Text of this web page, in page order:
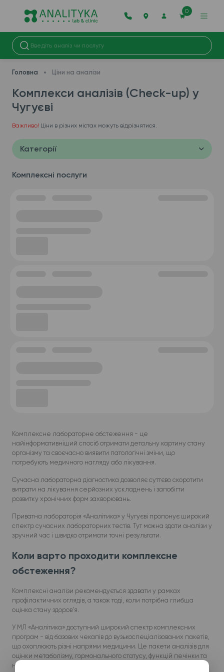
0
Головна Ціни на аналізи
Комплекси аналізів (Check-up) у
Чугуєві
Важливо! Ціни в різних містах можуть відрізнятися.
Категорії
Комплексні послуги
Комплексне лабораторне обстеження - це
найінформативніший спосіб отримати детальну картину стану
організму та своєчасно виявити патологічні зміни, що
потребують медичного нагляду або лікування.
Сучасна лабораторна діагностика дозволяє суттєво скоротити
витрати на лікування серйозних ускладнень і запобігти
розвитку хронічних форм захворювань.
Приватна лабораторія «Аналітика» у Чугуєві пропонує широкий
спектр сучасних лабораторних тестів. Тут можна здати аналізи у
зручний час і швидко отримати точні результати.
Коли варто проходити комплексне
обстеження?
Комплексні аналізи рекомендується здавати у рамках
профілактичних оглядів, а також тоді, коли потрібна глибша
оцінка стану здоров’я.
У МЛ «Аналітика» доступний широкий спектр комплексних
програм - від базових чекапів до вузькоспеціалізованих пакетів,
що охоплюють різні напрями медицини. Це пакети аналізів для
оцінки метаболізму, гормонального статусу, функцій печінки та
нирок, серцево-судинного ризику, репродуктивного здоров’я,